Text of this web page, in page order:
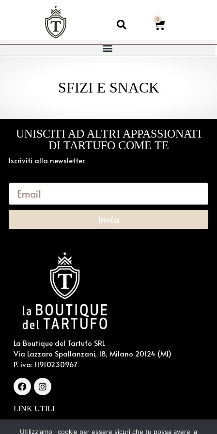
0
SFIZI E SNACK
UNISCITI AD ALTRI APPASSIONATI
DI TARTUFO COME TE
Iscriviti alla newsletter
Invia
La Boutique del Tartufo SRL
Via Lazzaro Spallanzani, 18, Milano 20124 (MI)
P. iva: 11910230967
LINK UTILI
Chi siamo
Utilizziamo i cookie per essere sicuri che tu possa avere la